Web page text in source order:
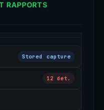
RAPPORTS
Stored capture
12 det.